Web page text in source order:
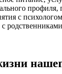
профиля,
с
с